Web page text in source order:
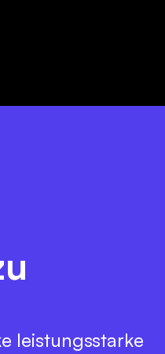
leistungsstarke